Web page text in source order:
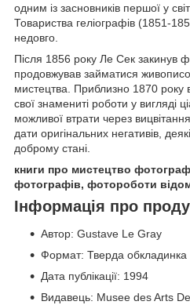
одним із засновників першої у
Товариства геліографів (1851-
недовго.
Після 1856 року Ле Сек закинув
продовжував займатися
мистецтва. Приблизно 1870 року
свої знамениті роботи у вигляді
можливої втрати через
дати оригінальних негативів,
доброму стані.
книги про мистецтво
фотографів, фотороботи
Інформація про
Автор: Gustave Le Gray
Формат: Тверда обкладинка
Дата публікації: 1994
Видавець: Musee des Arts